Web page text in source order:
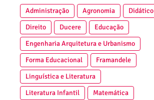
Administração Agronomia
Didático
Direito
Ducere
Educação
Engenharia Arquitetura e Urbanismo
Forma Educacional
Framandele
Linguística e Literatura
Literatura Infantil
Matemática